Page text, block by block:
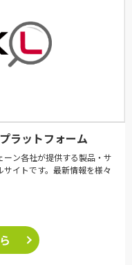
ラットフォーム
ン各社が提供する製品・サ
イトです。最新情報を様々